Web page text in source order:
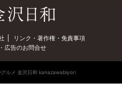
リンク・著作権・免責事項
広告のお問合せ
グルメ 金沢日和 kanazawabiyori